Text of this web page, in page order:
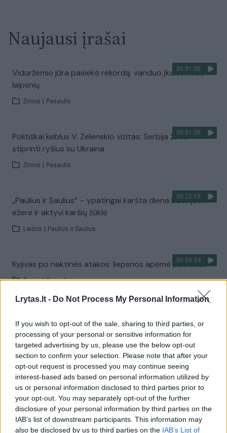
Lrytas.lt - Do Not Process My Personal Information
If you wish to opt-out of the sale, sharing to third parties, or
processing of your personal or sensitive information for
targeted advertising by us, please use the below opt-out
section to confirm your selection. Please note that after your
opt-out request is processed you may continue seeing
interest-based ads based on personal information utilized by
us or personal information disclosed to third parties prior to
your opt-out. You may separately opt-out of the further
disclosure of your personal information by third parties on the
IAB’s list of downstream participants. This information may
also be disclosed by us to third parties on the IAB’s List of
Naujausi įrašai
00:01:05
Viduržemio jūra pasiekė rekordą: vanduo įkaito iki 33
laipsnių
Žinios Pasaulis
00:01:20
Politiškai keblus V. Zelenskio vizitas: Serbija žada
stiprinti ryšius su Ukraina
Žinios Pasaulis
00:22:15
„Paulius ir Saulius“ – ypatingai karšta diena Dzūkijos
ežere ir aktyvi karšių žūklė
Laidos Paulius ir Saulius
00:00:34
Kyjivas po naktinės atakos: liepsnos apėmė pastatus
Žinios | Pasaulis
Žiūrimiausi įrašai
00:00:30
Vaizdai iš tragiškos avarijos Vilniaus r.: dviejų moterų ir
vaiko gyvybių išgelbėti nepavyko
Žinios | Lietuvos diena